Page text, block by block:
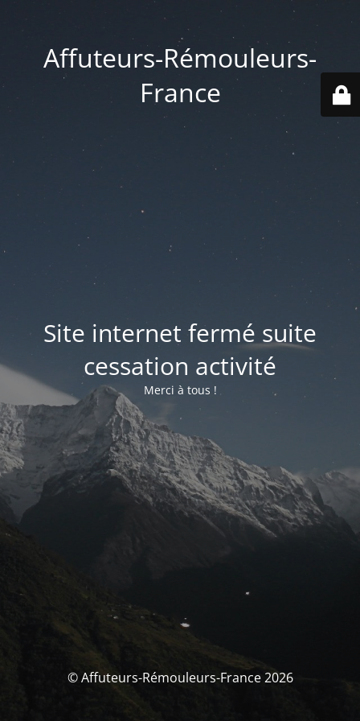
Affuteurs-Rémouleurs-
France
Site internet fermé suite
cessation activité
Merci à tous !
© Affuteurs-Rémouleurs-France 2026